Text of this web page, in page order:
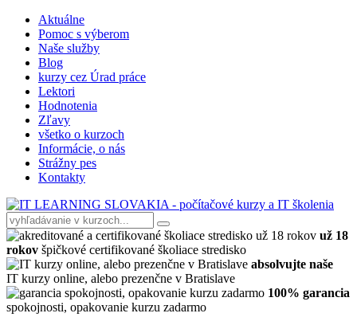
Aktuálne
Pomoc s výberom
Naše služby
Blog
kurzy cez Úrad práce
Lektori
Hodnotenia
Zľavy
všetko o kurzoch
Informácie, o nás
Strážny pes
Kontakty
už 18
rokov špičkové certifikované školiace stredisko
absolvujte naše
IT kurzy online, alebo prezenčne v Bratislave
100% garancia
spokojnosti, opakovanie kurzu zadarmo